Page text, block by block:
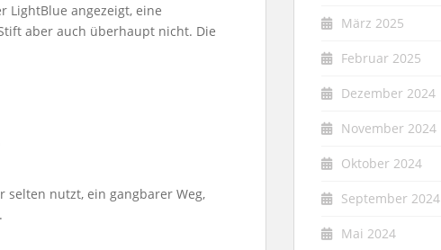
LightBlue angezeigt, eine
aber auch überhaupt nicht. Die
nutzt, ein gangbarer Weg,
März 2025
Februar 2025
Dezember 2024
November 2024
Oktober 2024
September 2024
Mai 2024